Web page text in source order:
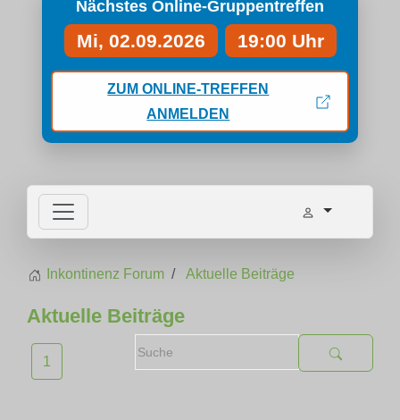
Nächstes Online-Gruppentreffen
Mi, 02.09.2026 19:00 Uhr
ZUM ONLINE-TREFFEN
ANMELDEN
Inkontinenz Forum Aktuelle Beiträge
Aktuelle Beiträge
1